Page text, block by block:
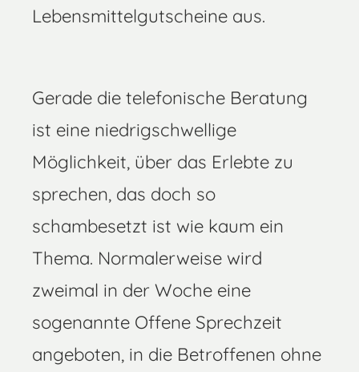
Lebensmittelgutscheine aus.
Gerade die telefonische Beratung
ist eine niedrigschwellige
Möglichkeit, über das Erlebte zu
sprechen, das doch so
schambesetzt ist wie kaum ein
Thema. Normalerweise wird
zweimal in der Woche eine
sogenannte Offene Sprechzeit
angeboten, in die Betroffenen ohne